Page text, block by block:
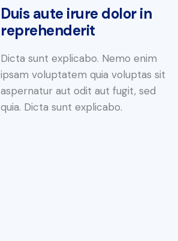
Duis aute irure dolor in
reprehenderit
Dicta sunt explicabo. Nemo enim
ipsam voluptatem quia voluptas sit
aspernatur aut odit aut fugit, sed
quia. Dicta sunt explicabo.